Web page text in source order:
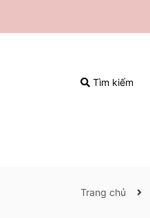
Tìm kiếm
Trang chủ